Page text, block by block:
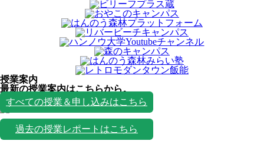
授業案内
最新の授業案内はこちらから。
授業一覧
すべての授業＆申し込みはこちら
過去の授業レポートはこちら